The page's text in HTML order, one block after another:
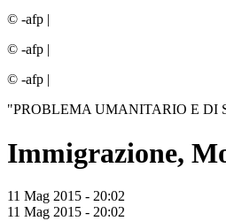
© -afp |
© -afp |
© -afp |
"PROBLEMA UMANITARIO E DI
Immigrazione,
11 Mag 2015 - 20:02
11 Mag 2015 - 20:02